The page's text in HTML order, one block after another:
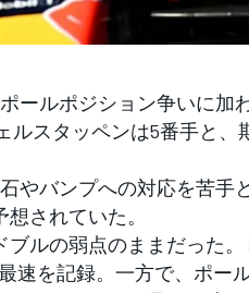
ールポジション争いに加
ルスタッペンは5番手と、
やバンプへの対応を苦手
されていた。
ルの弱点のままだった。
速を記録。一方で、ポー